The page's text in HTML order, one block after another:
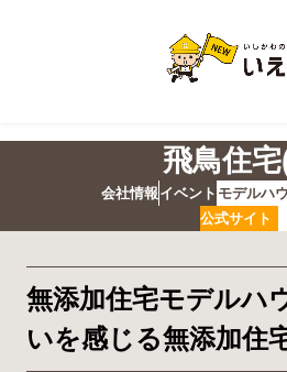
飛鳥住
会社情報 イベント モデルハ
公式サイト
無添加住宅モデルハ
いを感じる無添加住